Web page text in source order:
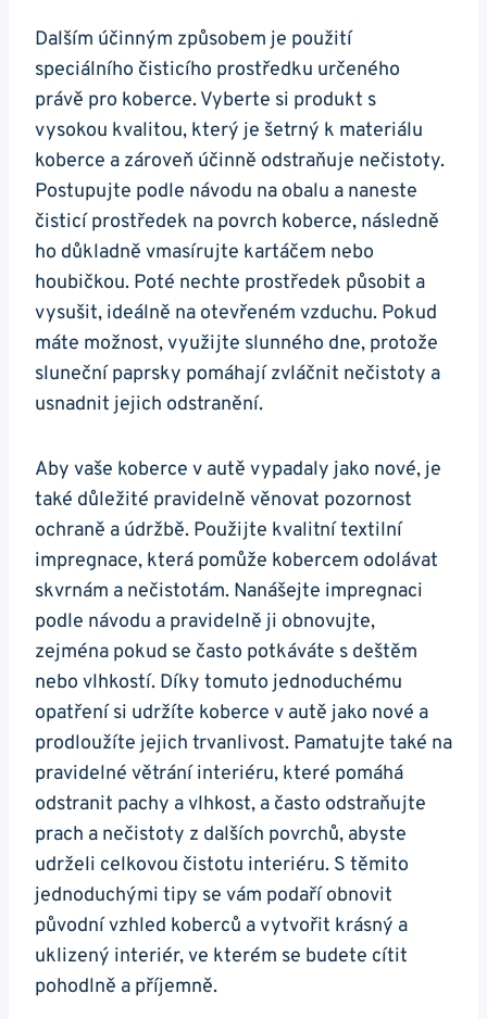
Dalším⁤ účinným způsobem je použití
speciálního čisticího prostředku ‌určeného
právě pro⁤ koberce. Vyberte si produkt s
vysokou kvalitou, který je šetrný k materiálu
koberce a⁤ zároveň účinně odstraňuje nečistoty.
Postupujte‍ podle ⁢návodu na obalu a naneste
čisticí ⁢prostředek na​ povrch ⁣koberce,‌ následně
ho důkladně vmasírujte⁣ kartáčem nebo
houbičkou.⁣ Poté nechte prostředek působit a⁢
vysušit, ideálně⁢ na otevřeném ⁤vzduchu. Pokud
máte ‌možnost, využijte slunného dne, protože
sluneční paprsky pomáhají‌ zvláčnit nečistoty⁤ a
usnadnit jejich odstranění.
Aby ​vaše koberce v autě ⁤vypadaly⁢ jako ‌nové, ⁢je
také‌ důležité pravidelně věnovat pozornost
ochraně ​a údržbě. Použijte kvalitní textilní
impregnace, ​která pomůže kobercem odolávat
skvrnám a ⁢nečistotám. Nanášejte impregnaci
podle ⁣návodu a pravidelně ji obnovujte,
⁤zejména pokud se ‍často potkáváte s deštěm
nebo vlhkostí. Díky⁤ tomuto jednoduchému
opatření ‍si udržíte koberce‌ v‌ autě​ jako ‍nové a
prodloužíte jejich trvanlivost. Pamatujte také na
pravidelné větrání ​interiéru, které pomáhá
odstranit ⁣pachy a vlhkost, a často⁣ odstraňujte
prach a nečistoty z dalších povrchů, abyste
udrželi celkovou čistotu interiéru. S těmito
jednoduchými tipy se vám ⁢podaří obnovit
původní vzhled ‌koberců a vytvořit krásný⁤ a
uklizený ⁤interiér, ve ‍kterém ⁢se budete cítit
pohodlně⁢ a příjemně.